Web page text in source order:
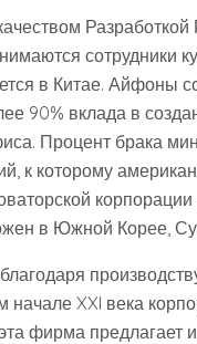
Разработкой
сотрудники
в Китае. Айфоны
90% вклада в
Процент брака
к которому
в Южной Корее,
XXI века
фирма